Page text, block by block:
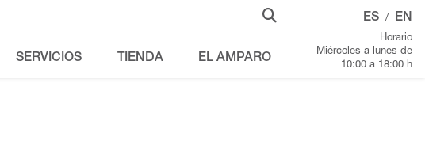
SERVICIOS TIENDA EL AMPARO
ES / EN
Horario
Miércoles a lunes de
10:00 a 18:00 h